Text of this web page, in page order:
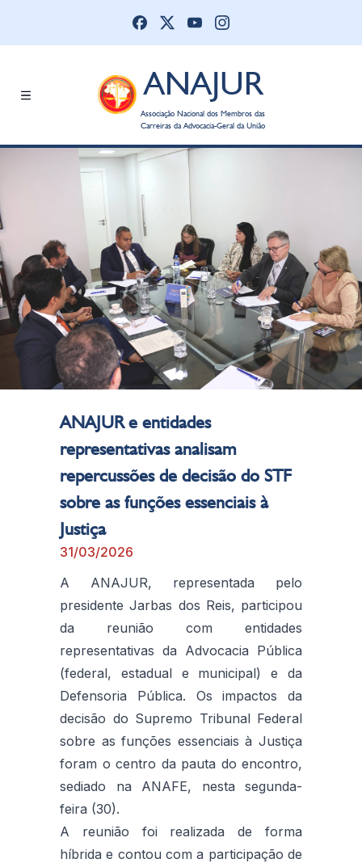
ANAJUR
Associação Nacional dos Membros das
Carreiras da Advocacia-Geral da União
ANAJUR e entidades
representativas analisam
repercussões de decisão do STF
sobre as funções essenciais à
Justiça
31/03/2026
A ANAJUR, representada pelo
presidente Jarbas dos Reis, participou
da reunião com entidades
representativas da Advocacia Pública
(federal, estadual e municipal) e da
Defensoria Pública. Os impactos da
decisão do Supremo Tribunal Federal
sobre as funções essenciais à Justiça
foram o centro da pauta do encontro,
sediado na ANAFE, nesta segunda-
feira (30).
A reunião foi realizada de forma
híbrida e contou com a participação de